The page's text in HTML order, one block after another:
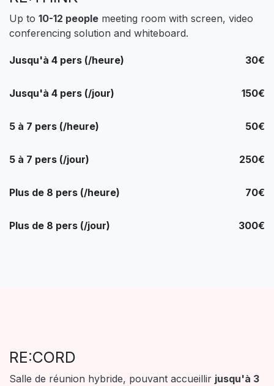
Up to 10-12 people meeting room with screen, video
conferencing solution and whiteboard.
Jusqu'à 4 pers (/heure) 30€
Jusqu'à 4 pers (/jour) 150€
5 à 7 pers (/heure) 50€
5 à 7 pers (/jour) 250€
Plus de 8 pers (/heure) 70€
Plus de 8 pers (/jour) 300€
RE:CORD
Salle de réunion hybride, pouvant accueillir jusqu'à 3